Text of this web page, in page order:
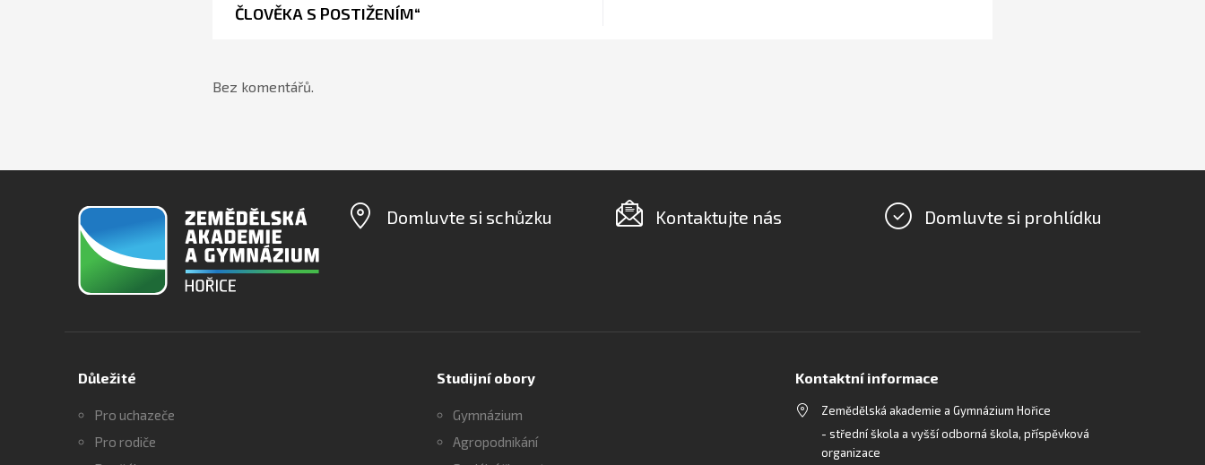
ČLOVĚKA S POSTIŽENÍM“
Bez komentářů.
Domluvte si schůzku Kontaktujte nás Domluvte si prohlídku
Důležité
Pro uchazeče
Pro rodiče
Studijní obory
Gymnázium
Agropodnikání
Kontaktní informace
Zemědělská akademie a Gymnázium Hořice
- střední škola a vyšší odborná škola, příspěvková
organizace